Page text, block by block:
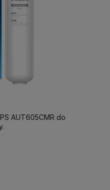
AUT605CMR do